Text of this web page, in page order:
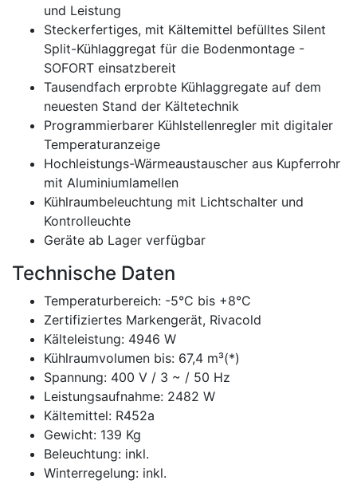
und Leistung
Steckerfertiges, mit Kältemittel befülltes Silent
Split-Kühlaggregat für die Bodenmontage -
SOFORT einsatzbereit
Tausendfach erprobte Kühlaggregate auf dem
neuesten Stand der Kältetechnik
Programmierbarer Kühlstellenregler mit digitaler
Temperaturanzeige
Hochleistungs-Wärmeaustauscher aus Kupferrohr
mit Aluminiumlamellen
Kühlraumbeleuchtung mit Lichtschalter und
Kontrolleuchte
Geräte ab Lager verfügbar
Technische Daten
Temperaturbereich: -5°C bis +8°C
Zertifiziertes Markengerät, Rivacold
Kälteleistung: 4946 W
Kühlraumvolumen bis: 67,4 m³(*)
Spannung: 400 V / 3 ~ / 50 Hz
Leistungsaufnahme: 2482 W
Kältemittel: R452a
Gewicht: 139 Kg
Beleuchtung: inkl.
Winterregelung: inkl.